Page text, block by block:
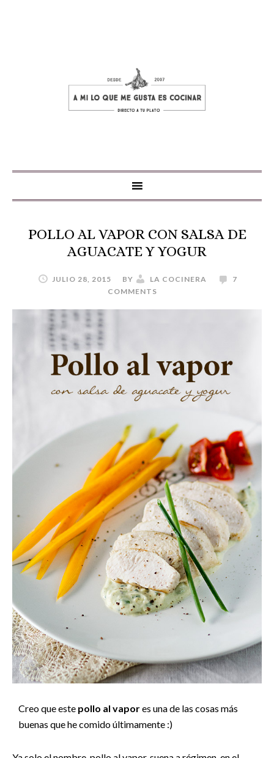
POLLO AL VAPOR CON SALSA DE
AGUACATE Y YOGUR
JULIO 28, 2015 BY LA COCINERA
7
COMMENTS
Creo que este pollo al vapores una de las cosas más
buenas que he comido últimamente :)